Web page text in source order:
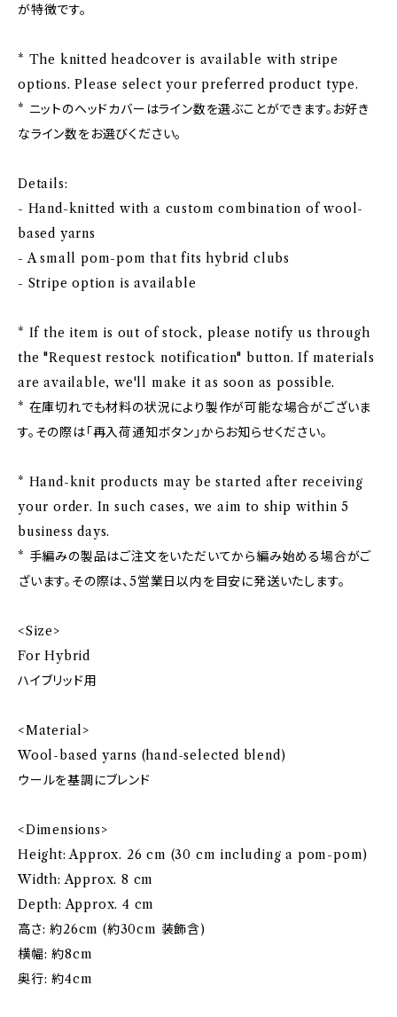
が特徴です。
* The knitted headcover is available with stripe
options. Please select your preferred product type.
* ニットのヘッドカバーはライン数を選ぶことができます。お好き
なライン数をお選びください。
Details:
- Hand-knitted with a custom combination of wool-
based yarns
- A small pom-pom that fits hybrid clubs
- Stripe option is available
* If the item is out of stock, please notify us through
the "Request restock notification" button. If materials
are available, we'll make it as soon as possible.
* 在庫切れでも材料の状況により製作が可能な場合がございま
す。その際は「再入荷通知ボタン」からお知らせください。
* Hand-knit products may be started after receiving
your order. In such cases, we aim to ship within 5
business days.
* 手編みの製品はご注文をいただいてから編み始める場合がご
ざいます。その際は、5営業日以内を目安に発送いたします。
<Size>
For Hybrid
ハイブリッド用
<Material>
Wool-based yarns (hand-selected blend)
ウールを基調にブレンド
<Dimensions>
Height: Approx. 26 cm (30 cm including a pom-pom)
Width: Approx. 8 cm
Depth: Approx. 4 cm
高さ: 約26cm (約30cm 装飾含)
横幅: 約8cm
奥行: 約4cm